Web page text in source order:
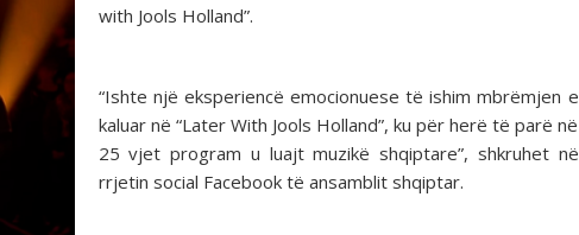
with Jools Holland”.
“Ishte një eksperiencë emocionuese të ishim mbrëmjen e
kaluar në “Later With Jools Holland”, ku për herë të parë në
25 vjet program u luajt muzikë shqiptare”, shkruhet në
rrjetin social Facebook të ansamblit shqiptar.